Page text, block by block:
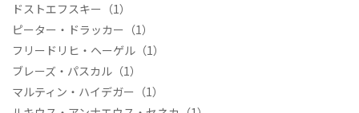
ドストエフスキー （1）
ピーター・ドラッカー （1）
フリードリヒ・ヘーゲル （1）
ブレーズ・パスカル （1）
マルティン・ハイデガー （1）